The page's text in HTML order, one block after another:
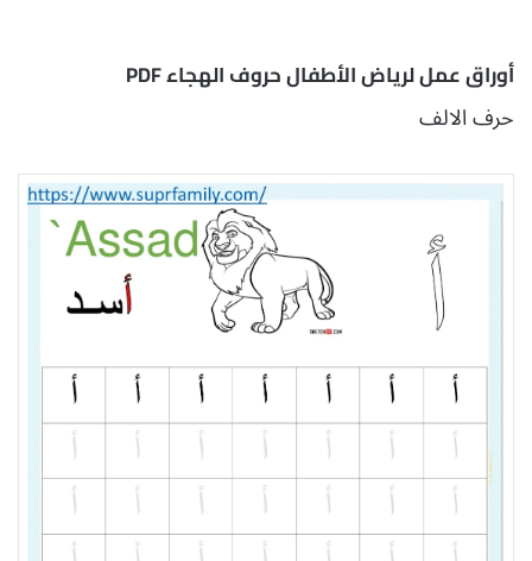
أوراق عمل لرياض الأطفال حروف الهجاء PDF
حرف الالف